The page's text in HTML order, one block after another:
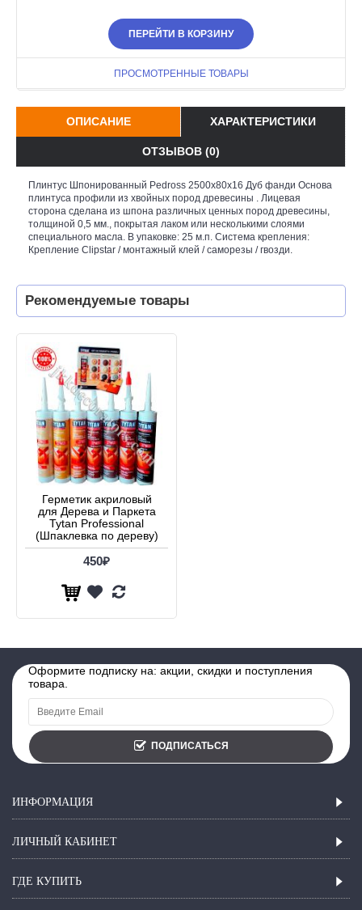
ПЕРЕЙТИ В КОРЗИНУ
ПРОСМОТРЕННЫЕ ТОВАРЫ
ОПИСАНИЕ ХАРАКТЕРИСТИКИ
ОТЗЫВОВ (0)
Плинтус Шпонированный Pedross 2500х80х16 Дуб фанди Основа
плинтуса профили из хвойных пород древесины . Лицевая
сторона сделана из шпона различных ценных пород древесины,
толщиной 0,5 мм., покрытая лаком или несколькими слоями
специального масла. В упаковке: 25 м.п. Система крепления:
Крепление Clipstar / монтажный клей / саморезы / гвозди.
Рекомендуемые товары
Герметик акриловый
для Дерева и Паркета
Tytan Professional
(Шпаклевка по дереву)
450₽
Оформите подписку на: акции, скидки и поступления
товара.
ПОДПИСАТЬСЯ
ИНФОРМАЦИЯ
ЛИЧНЫЙ КАБИНЕТ
ГДЕ КУПИТЬ